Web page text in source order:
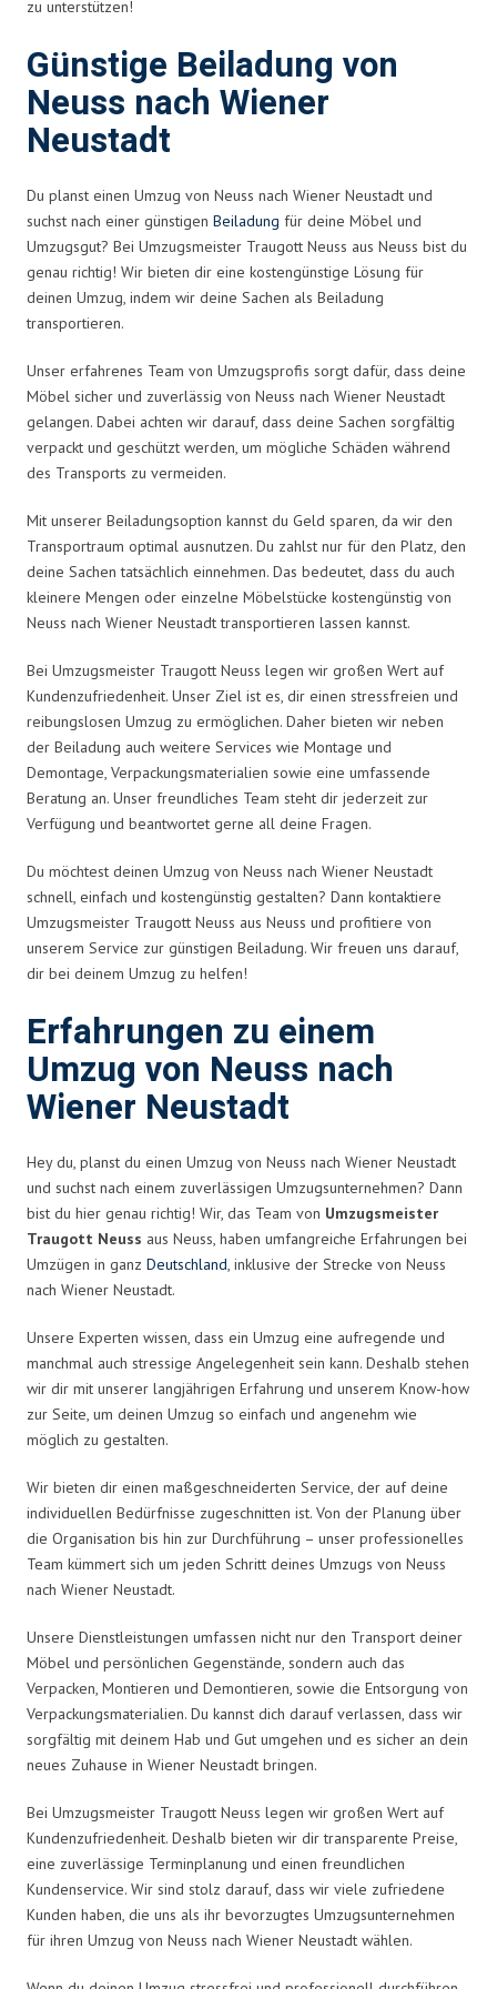
zu unterstützen!
Günstige Beiladung von
Neuss nach Wiener
Neustadt
Du planst einen Umzug von Neuss nach Wiener Neustadt und
suchst nach einer günstigen Beiladung für deine Möbel und
Umzugsgut? Bei Umzugsmeister Traugott Neuss aus Neuss bist du
genau richtig! Wir bieten dir eine kostengünstige Lösung für
deinen Umzug, indem wir deine Sachen als Beiladung
transportieren.
Unser erfahrenes Team von Umzugsprofis sorgt dafür, dass deine
Möbel sicher und zuverlässig von Neuss nach Wiener Neustadt
gelangen. Dabei achten wir darauf, dass deine Sachen sorgfältig
verpackt und geschützt werden, um mögliche Schäden während
des Transports zu vermeiden.
Mit unserer Beiladungsoption kannst du Geld sparen, da wir den
Transportraum optimal ausnutzen. Du zahlst nur für den Platz, den
deine Sachen tatsächlich einnehmen. Das bedeutet, dass du auch
kleinere Mengen oder einzelne Möbelstücke kostengünstig von
Neuss nach Wiener Neustadt transportieren lassen kannst.
Bei Umzugsmeister Traugott Neuss legen wir großen Wert auf
Kundenzufriedenheit. Unser Ziel ist es, dir einen stressfreien und
reibungslosen Umzug zu ermöglichen. Daher bieten wir neben
der Beiladung auch weitere Services wie Montage und
Demontage, Verpackungsmaterialien sowie eine umfassende
Beratung an. Unser freundliches Team steht dir jederzeit zur
Verfügung und beantwortet gerne all deine Fragen.
Du möchtest deinen Umzug von Neuss nach Wiener Neustadt
schnell, einfach und kostengünstig gestalten? Dann kontaktiere
Umzugsmeister Traugott Neuss aus Neuss und profitiere von
unserem Service zur günstigen Beiladung. Wir freuen uns darauf,
dir bei deinem Umzug zu helfen!
Erfahrungen zu einem
Umzug von Neuss nach
Wiener Neustadt
Hey du, planst du einen Umzug von Neuss nach Wiener Neustadt
und suchst nach einem zuverlässigen Umzugsunternehmen? Dann
bist du hier genau richtig! Wir, das Team von Umzugsmeister
Traugott Neuss aus Neuss, haben umfangreiche Erfahrungen bei
Umzügen in ganz Deutschland, inklusive der Strecke von Neuss
nach Wiener Neustadt.
Unsere Experten wissen, dass ein Umzug eine aufregende und
manchmal auch stressige Angelegenheit sein kann. Deshalb stehen
wir dir mit unserer langjährigen Erfahrung und unserem Know-how
zur Seite, um deinen Umzug so einfach und angenehm wie
möglich zu gestalten.
Wir bieten dir einen maßgeschneiderten Service, der auf deine
individuellen Bedürfnisse zugeschnitten ist. Von der Planung über
die Organisation bis hin zur Durchführung – unser professionelles
Team kümmert sich um jeden Schritt deines Umzugs von Neuss
nach Wiener Neustadt.
Unsere Dienstleistungen umfassen nicht nur den Transport deiner
Möbel und persönlichen Gegenstände, sondern auch das
Verpacken, Montieren und Demontieren, sowie die Entsorgung von
Verpackungsmaterialien. Du kannst dich darauf verlassen, dass wir
sorgfältig mit deinem Hab und Gut umgehen und es sicher an dein
neues Zuhause in Wiener Neustadt bringen.
Bei Umzugsmeister Traugott Neuss legen wir großen Wert auf
Kundenzufriedenheit. Deshalb bieten wir dir transparente Preise,
eine zuverlässige Terminplanung und einen freundlichen
Kundenservice. Wir sind stolz darauf, dass wir viele zufriedene
Kunden haben, die uns als ihr bevorzugtes Umzugsunternehmen
für ihren Umzug von Neuss nach Wiener Neustadt wählen.